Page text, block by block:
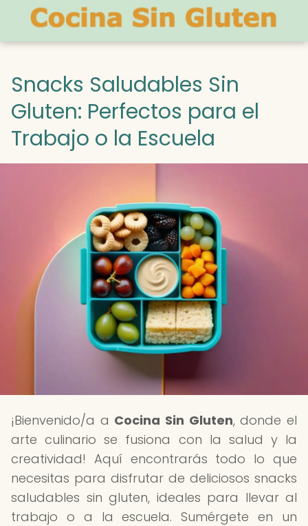
Snacks Saludables Sin
Gluten: Perfectos para el
Trabajo o la Escuela
¡Bienvenido/a a Cocina Sin Gluten, donde el
arte culinario se fusiona con la salud y la
creatividad! Aquí encontrarás todo lo que
necesitas para disfrutar de deliciosos snacks
saludables sin gluten, ideales para llevar al
trabajo o a la escuela. Sumérgete en un